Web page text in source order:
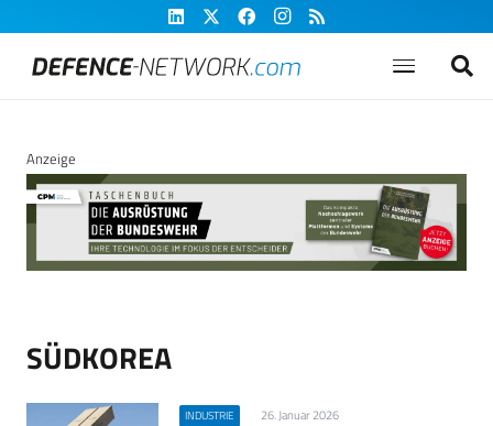
Anzeige
SÜDKOREA
INDUSTRIE 26. Januar 2026